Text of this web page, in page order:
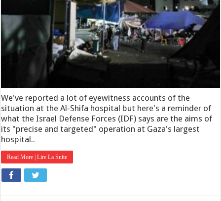
We've reported a lot of eyewitness accounts of the
situation at the Al-Shifa hospital but here's a reminder of
what the Israel Defense Forces (IDF) says are the aims of
its "precise and targeted" operation at Gaza's largest
hospital..
Read More | Lire La Suite